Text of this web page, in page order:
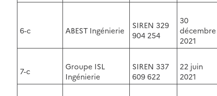
6-c ABEST Ingénierie
SIREN 329
904 254
30
décembre
2021
7-c
Groupe ISL
Ingénierie
SIREN 337
609 622
22 juin
2021